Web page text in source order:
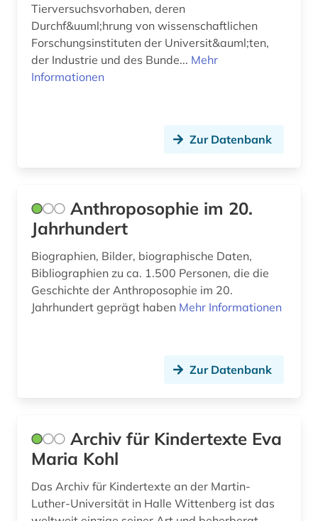
internetportal (1)
intervention study (1)
kinderliteratur (1)
klassifikation (3)
kleinkindpädagogik (1)
klinische forschung (1)
kontrolliertes vokabular (3)
krankenhausbau (1)
Tierversuchsvorhaben, deren
Durchf&uuml;hrung von wissenschaftlichen
Forschungsinstituten der Universit&auml;ten,
der Industrie und des Bunde... Mehr
Informationen
Zur Datenbank
Anthroposophie im 20.
Jahrhundert
Biographien, Bilder, biographische Daten,
Bibliographien zu ca. 1.500 Personen, die die
Geschichte der Anthroposophie im 20.
Jahrhundert geprägt haben Mehr Informationen
Zur Datenbank
Archiv für Kindertexte Eva
Maria Kohl
Das Archiv für Kindertexte an der Martin-
Luther-Universität in Halle Wittenberg ist das